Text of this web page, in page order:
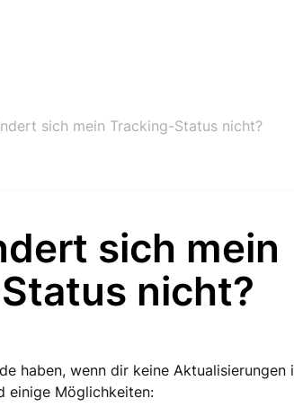
sich mein Tracking-Status nicht?
sich mein
nicht?
haben, wenn dir keine Aktualisierungen
einige Möglichkeiten: